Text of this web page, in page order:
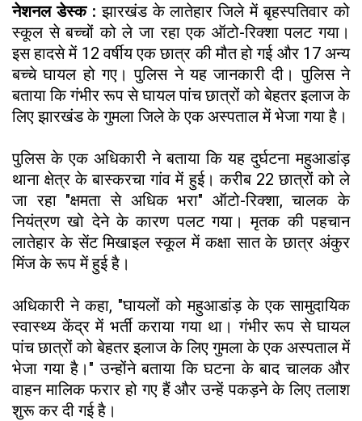
नेशनल डेस्क : झारखंड के लातेहार जिले में बृहस्पतिवार को
स्कूल से बच्चों को ले जा रहा एक ऑटो-रिक्शा पलट गया।
इस हादसे में 12 वर्षीय एक छात्र की मौत हो गई और 17 अन्य
बच्चे घायल हो गए। पुलिस ने यह जानकारी दी। पुलिस ने
बताया कि गंभीर रूप से घायल पांच छात्रों को बेहतर इलाज के
लिए झारखंड के गुमला जिले के एक अस्पताल में भेजा गया है।
पुलिस के एक अधिकारी ने बताया कि यह दुर्घटना महुआडांड़
थाना क्षेत्र के बास्करचा गांव में हुई। करीब 22 छात्रों को ले
जा रहा "क्षमता से अधिक भरा" ऑटो-रिक्शा, चालक के
नियंत्रण खो देने के कारण पलट गया। मृतक की पहचान
लातेहार के सेंट मिखाइल स्कूल में कक्षा सात के छात्र अंकुर
मिंज के रूप में हुई है।
अधिकारी ने कहा, "घायलों को महुआडांड़ के एक सामुदायिक
स्वास्थ्य केंद्र में भर्ती कराया गया था। गंभीर रूप से घायल
पांच छात्रों को बेहतर इलाज के लिए गुमला के एक अस्पताल में
भेजा गया है।" उन्होंने बताया कि घटना के बाद चालक और
वाहन मालिक फरार हो गए हैं और उन्हें पकड़ने के लिए तलाश
शुरू कर दी गई है।